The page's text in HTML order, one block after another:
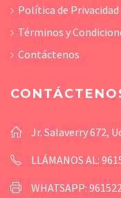
Política de Privacidad
Términos y
Contáctenos
Jr. Salaverry 672,
LLÁMANOS AL:
WHATSAPP: